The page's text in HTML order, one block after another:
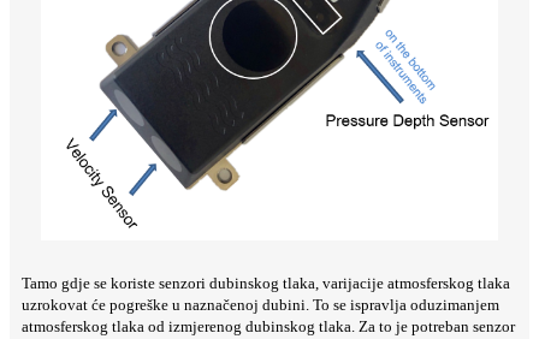
Tamo gdje se koriste senzori dubinskog tlaka, varijacije atmosferskog tlaka
uzrokovat će pogreške u naznačenoj dubini. To se ispravlja oduzimanjem
atmosferskog tlaka od izmjerenog dubinskog tlaka. Za to je potreban senzor